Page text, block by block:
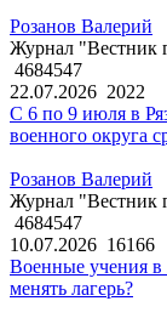
Розанов Валерий
Журнал "Вестник
4684547
22.07.2026 2022
С 6 по 9 июля в
военного округа
Розанов Валерий
Журнал "Вестник
4684547
10.07.2026 16166
Военные учения в
менять лагерь?